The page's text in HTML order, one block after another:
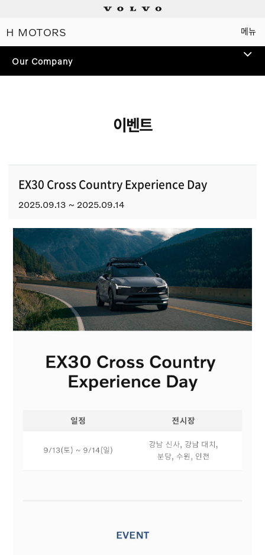
메뉴
H MOTORS
이벤트
Our Company
EX30 Cross Country Experience Day
2025.09.13 ~ 2025.09.14
Electric
Plug-in hybrids
세일즈 컨설턴트
전시장 찾기
인증 중고차
이벤트
이달의 구매조건
서비스